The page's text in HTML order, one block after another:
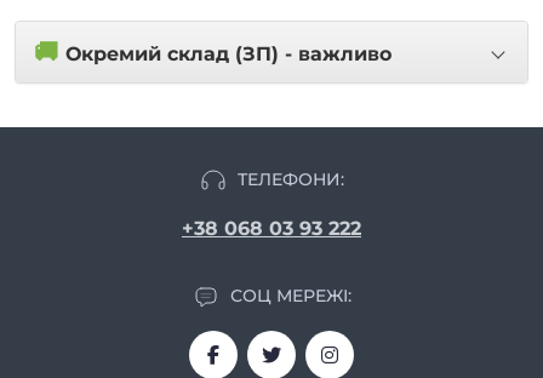
🚚 Окремий склад (ЗП) - важливо
ТЕЛЕФОНИ:
+38 068 03 93 222
СОЦ МЕРЕЖІ: